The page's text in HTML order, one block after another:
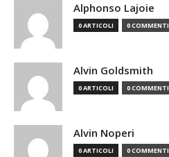
Alphonso Lajoie
0 ARTICOLI 0 COMMENTI
Alvin Goldsmith
0 ARTICOLI 0 COMMENTI
Alvin Noperi
0 ARTICOLI 0 COMMENTI